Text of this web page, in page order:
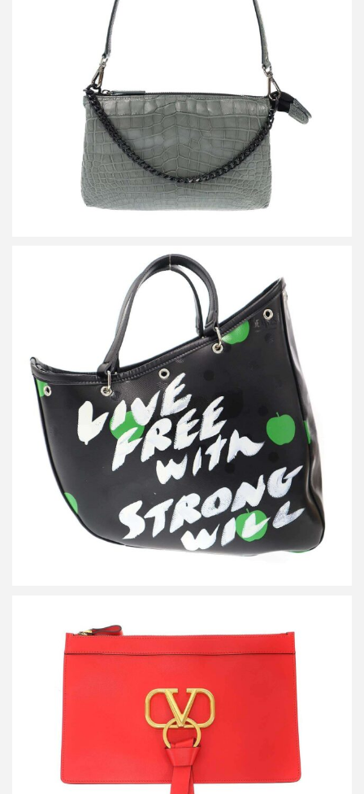
ザ ラストアートプロダクション CROCO SHOULDER LIBERO
SAGE クロコダイルレザーショルダーバッグ
詳しく見る
コムデギャルソン The Beatles LIVE FREE with STRONG WILL メ
ッセージ トートバッグ VZ-K250-051
買取金額36,000円
詳しく見る
ヴァレンティノ Vリングフラット レザークラッチバッグ
RW0P0269WUU
買取金額14,400円